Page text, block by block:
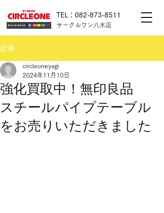
サークルワン八木店
TEL：082-873-8511
記事
強化買取中！無印良品
スチールパイプテーブル
をお売りいただきました
circleoneyagi
2024年11月10日